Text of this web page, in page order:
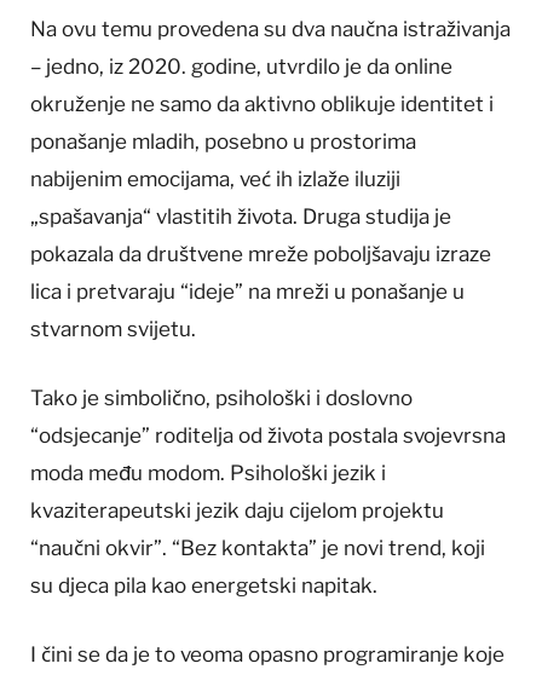
Na ovu temu provedena su dva naučna istraživanja
– jedno, iz 2020. godine, utvrdilo je da online
okruženje ne samo da aktivno oblikuje identitet i
ponašanje mladih, posebno u prostorima
nabijenim emocijama, već ih izlaže iluziji
„spašavanja“ vlastitih života. Druga studija je
pokazala da društvene mreže poboljšavaju izraze
lica i pretvaraju “ideje” na mreži u ponašanje u
stvarnom svijetu.
Tako je simbolično, psihološki i doslovno
“odsjecanje” roditelja od života postala svojevrsna
moda među modom. Psihološki jezik i
kvaziterapeutski jezik daju cijelom projektu
“naučni okvir”. “Bez kontakta” je novi trend, koji
su djeca pila kao energetski napitak.
I čini se da je to veoma opasno programiranje koje